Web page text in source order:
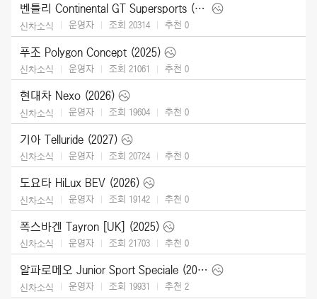
벤틀리 Continental GT Supersports (2027)
신차소식 운영자 조회 20314 추천 0
푸조 Polygon Concept (2025)
신차소식 운영자 조회 21061 추천 0
현대차 Nexo (2026)
신차소식 운영자 조회 19604 추천 0
기아 Telluride (2027)
신차소식 운영자 조회 20724 추천 0
도요타 HiLux BEV (2026)
신차소식 운영자 조회 19142 추천 0
폭스바겐 Tayron [UK] (2025)
신차소식 운영자 조회 21703 추천 0
알파로메오 Junior Sport Speciale (2026)
신차소식 운영자 조회 19931 추천 2